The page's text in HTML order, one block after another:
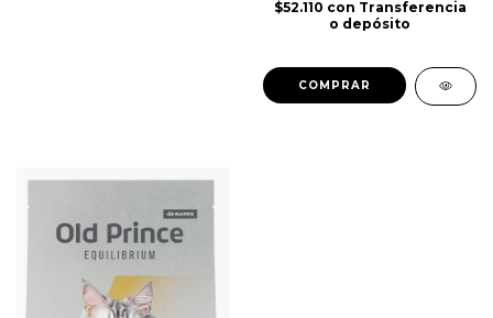
$52.110 con Transferencia
o depósito
COMPRAR